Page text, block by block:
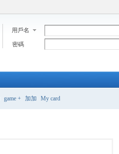
用戶名
密碼
game + 加加 My card